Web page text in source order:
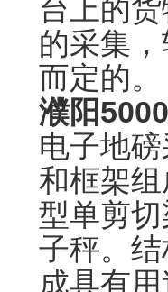
台上的
的采集
而定的。
濮阳
电子地
和框架
型单剪
子秤。
成具有